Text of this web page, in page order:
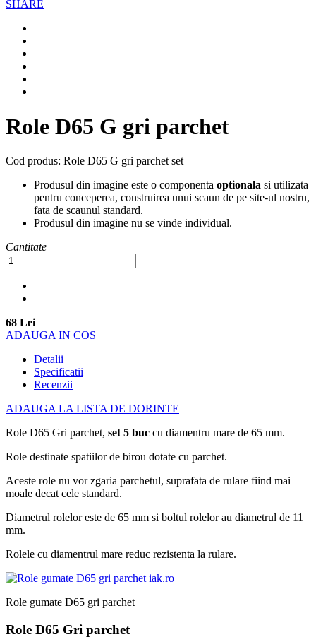
SHARE
Role D65 G gri parchet
Cod produs: Role D65 G gri parchet set
Produsul din imagine este o componenta optionala si utilizata
pentru conceperea, construirea unui scaun de pe site-ul nostru,
fata de scaunul standard.
Produsul din imagine nu se vinde individual.
Cantitate
68 Lei
ADAUGA IN COS
Detalii
Specificatii
Recenzii
ADAUGA LA LISTA DE DORINTE
Role D65 Gri parchet, set 5 buc cu diamentru mare de 65 mm.
Role destinate spatiilor de birou dotate cu parchet.
Aceste role nu vor zgaria parchetul, suprafata de rulare fiind mai
moale decat cele standard.
Diametrul rolelor este de 65 mm si boltul rolelor au diametrul de 11
mm.
Rolele cu diamentrul mare reduc rezistenta la rulare.
Role gumate D65 gri parchet
Role D65 Gri parchet